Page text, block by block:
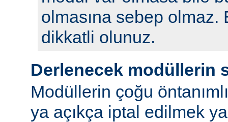
olmasına sebep olmaz.
dikkatli olunuz.
Derlenecek modüllerin
Modüllerin çoğu
ya açıkça iptal edilmek